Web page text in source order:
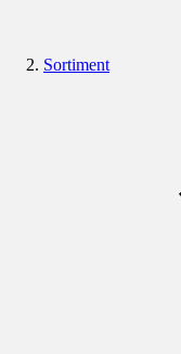
Sortiment